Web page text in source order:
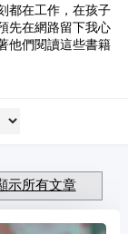
都在工作，在孩子
先在網路留下我心
他們閱讀這些書籍
示所有文章